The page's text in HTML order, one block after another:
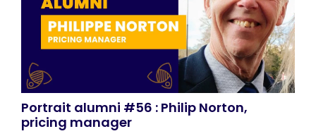
Portrait alumni #56 : Philip Norton,
pricing manager